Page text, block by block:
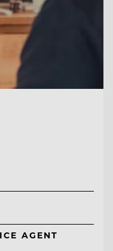
AGENT